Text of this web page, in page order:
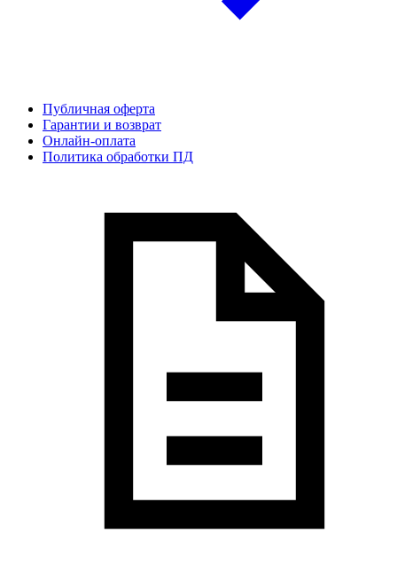
Публичная оферта
Гарантии и возврат
Онлайн-оплата
Политика обработки ПД